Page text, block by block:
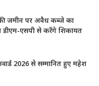
जमीन पर अवैध कब्जे का
डीएम-एसपी से करेंगे शिकायत
2026 से सम्मानित हुए महेश